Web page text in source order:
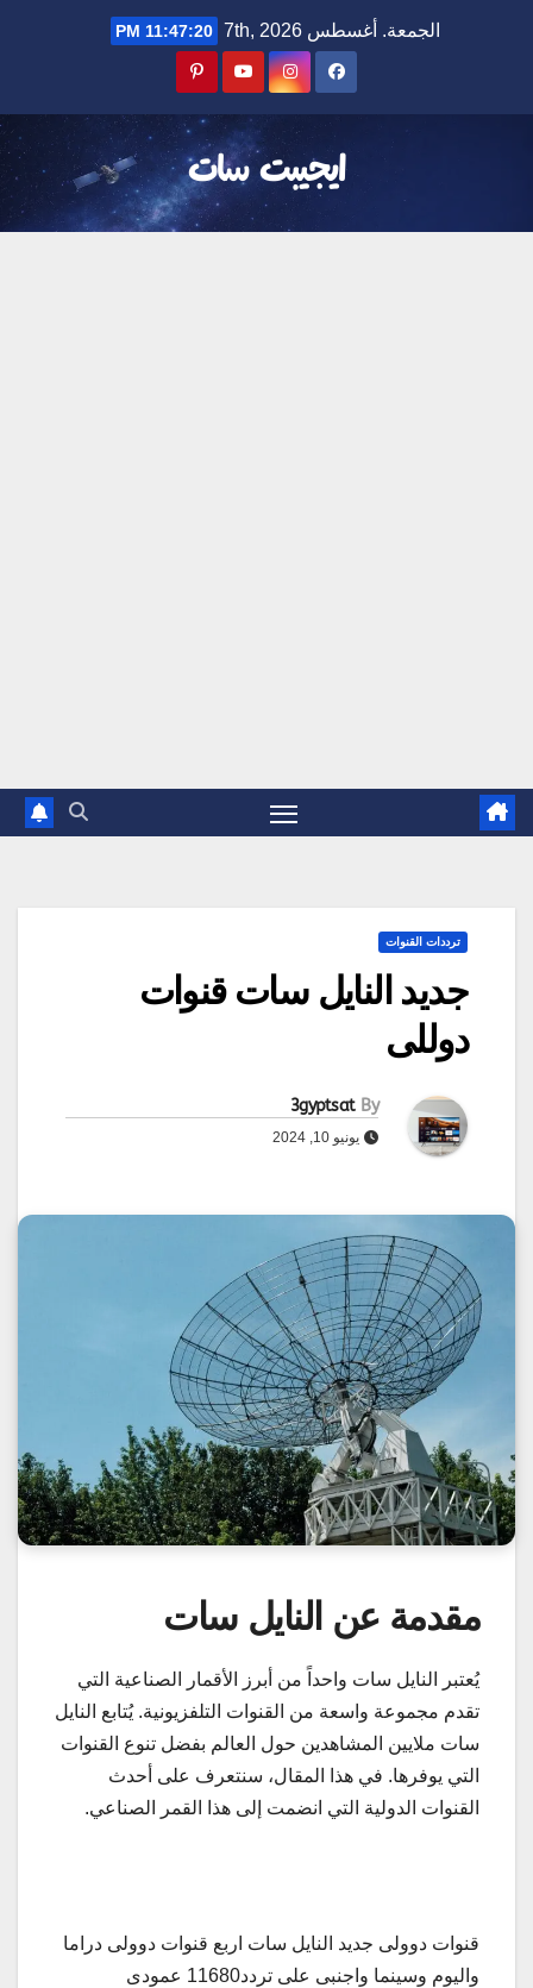
الجمعة. أغسطس 7th, 2026 11:47:21 PM
ايجيبت سات
ترددات القنوات
جديد النايل سات قنوات
دوللى
By
3gyptsat
يونيو 10, 2024
مقدمة عن النايل سات
يُعتبر النايل سات واحداً من أبرز الأقمار الصناعية التي
تقدم مجموعة واسعة من القنوات التلفزيونية. يُتابع النايل
سات ملايين المشاهدين حول العالم بفضل تنوع القنوات
التي يوفرها. في هذا المقال، سنتعرف على أحدث
القنوات الدولية التي انضمت إلى هذا القمر الصناعي.
قنوات دوولى جديد النايل سات اربع قنوات دوولى دراما
واليوم وسينما واجنبى على تردد11680 عمودى